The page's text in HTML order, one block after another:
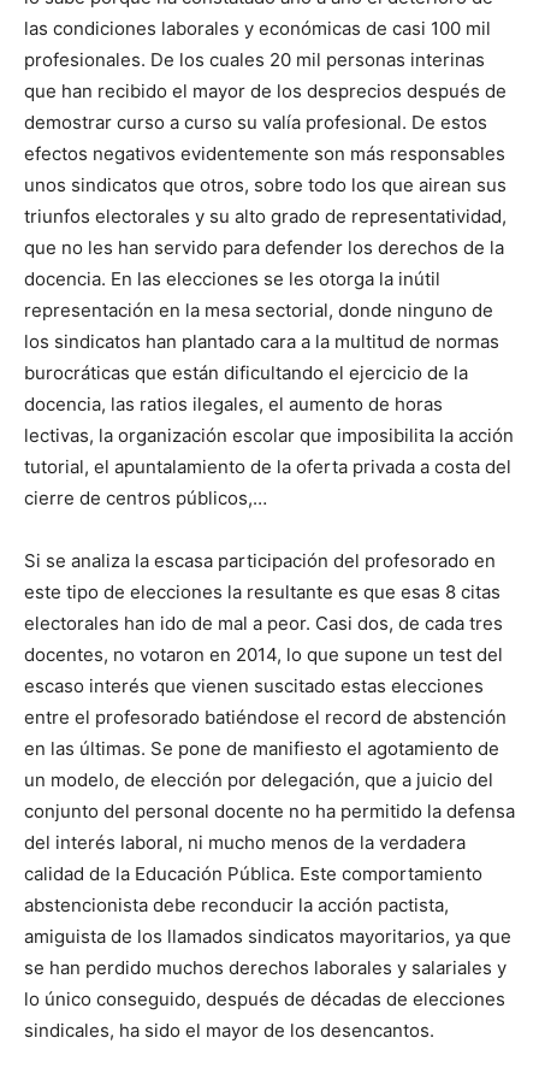
las condiciones laborales y económicas de casi 100 mil
profesionales. De los cuales 20 mil personas interinas
que han recibido el mayor de los desprecios después de
demostrar curso a curso su valía profesional. De estos
efectos negativos evidentemente son más responsables
unos sindicatos que otros, sobre todo los que airean sus
triunfos electorales y su alto grado de representatividad,
que no les han servido para defender los derechos de la
docencia. En las elecciones se les otorga la inútil
representación en la mesa sectorial, donde ninguno de
los sindicatos han plantado cara a la multitud de normas
burocráticas que están dificultando el ejercicio de la
docencia, las ratios ilegales, el aumento de horas
lectivas, la organización escolar que imposibilita la acción
tutorial, el apuntalamiento de la oferta privada a costa del
cierre de centros públicos,…
Si se analiza la escasa participación del profesorado en
este tipo de elecciones la resultante es que esas 8 citas
electorales han ido de mal a peor. Casi dos, de cada tres
docentes, no votaron en 2014, lo que supone un test del
escaso interés que vienen suscitado estas elecciones
entre el profesorado batiéndose el record de abstención
en las últimas. Se pone de manifiesto el agotamiento de
un modelo, de elección por delegación, que a juicio del
conjunto del personal docente no ha permitido la defensa
del interés laboral, ni mucho menos de la verdadera
calidad de la Educación Pública. Este comportamiento
abstencionista debe reconducir la acción pactista,
amiguista de los llamados sindicatos mayoritarios, ya que
se han perdido muchos derechos laborales y salariales y
lo único conseguido, después de décadas de elecciones
sindicales, ha sido el mayor de los desencantos.